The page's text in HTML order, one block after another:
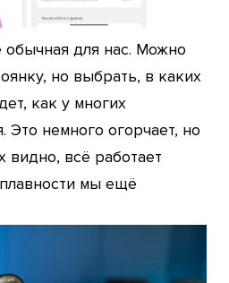
обычная для нас. Можно
но выбрать, в каких
как у многих
Это немного огорчает, но
видно, всё работает
мы ещё